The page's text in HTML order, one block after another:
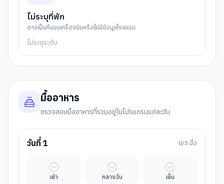
ไม่ระบุที่พัก
อาจเป็นคืนบนเครื่องบินหรือไม่มีข้อมูลโรงแรม
ไม่ระบุระดับ
มื้ออาหาร
ตรวจสอบมื้ออาหารที่รวมอยู่ในโปรแกรมแต่ละวัน
วันที่ 1 0/3 มื้อ
เช้า
มื้ออิสระ
กลางวัน
มื้ออิสระ
เย็น
มื้ออิสระ